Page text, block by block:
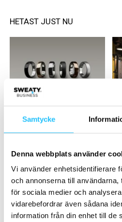
Samtycke
Denna webbplats använder
Vi använder enhetsidentifierare
och annonserna till användarna,
för sociala medier och
vidarebefordrar även sådana
information från din enhet till de
HETAST JUST NU
Business
lanserar ny generation smart
ring
Business